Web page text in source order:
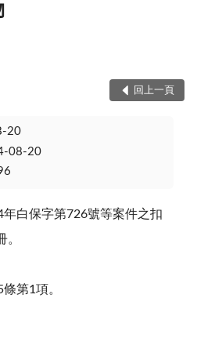
回上一頁
20
08-20
年白保字第726號等案件之扣
。
條第1 項。